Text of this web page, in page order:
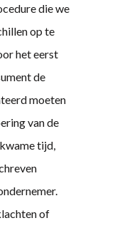
die we
op te
het eerst
de
moeten
van de
tijd,
of